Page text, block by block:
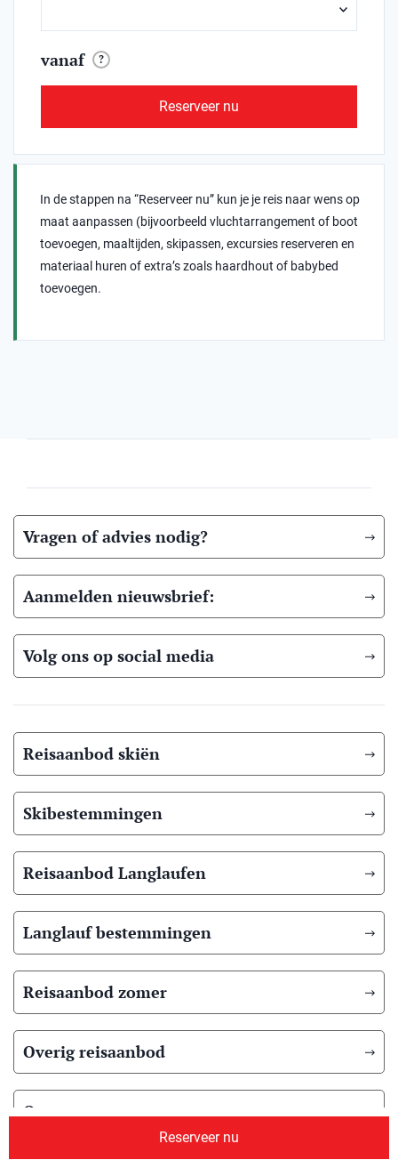
vanaf ?
Reserveer nu
In de stappen na “Reserveer nu” kun je je reis naar wens op
maat aanpassen (bijvoorbeeld vluchtarrangement of boot
toevoegen, maaltijden, skipassen, excursies reserveren en
materiaal huren of extra’s zoals haardhout of babybed
toevoegen.
Reserveer nu
Vragen of advies nodig?
Aanmelden nieuwsbrief:
Volg ons op social media
Reisaanbod skiën
Skibestemmingen
Reisaanbod Langlaufen
Langlauf bestemmingen
Reisaanbod zomer
Overig reisaanbod
Over ons